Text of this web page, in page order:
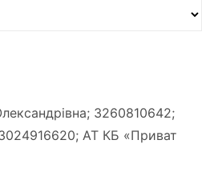
3260810642;
АТ КБ «Приват